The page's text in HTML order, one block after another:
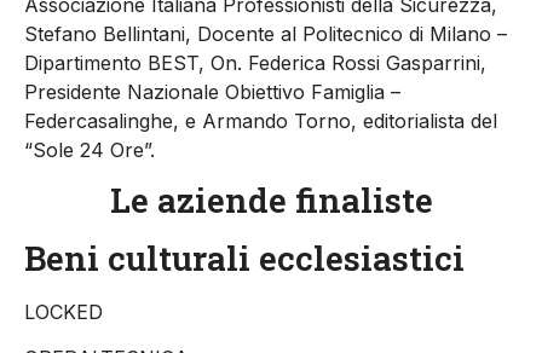
Associazione Italiana Professionisti della Sicurezza,
Stefano Bellintani, Docente al Politecnico di Milano –
Dipartimento BEST, On. Federica Rossi Gasparrini,
Presidente Nazionale Obiettivo Famiglia –
Federcasalinghe, e Armando Torno, editorialista del
“Sole 24 Ore”.
Le aziende finaliste
Beni culturali ecclesiastici
LOCKED